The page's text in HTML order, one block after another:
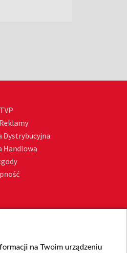
Dystrybucyjna
Handlowa
na Twoim urządzeniu